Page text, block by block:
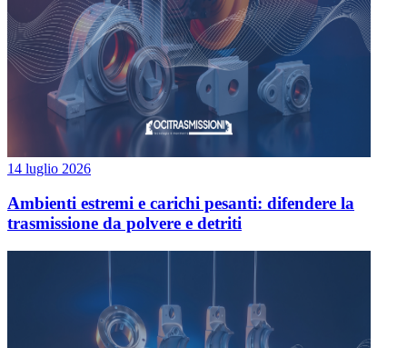
14 luglio 2026
Ambienti estremi e carichi pesanti: difendere la
trasmissione da polvere e detriti